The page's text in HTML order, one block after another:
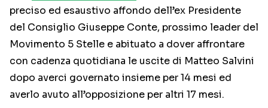
preciso ed esaustivo affondo dell’ex Presidente
del Consiglio Giuseppe Conte, prossimo leader del
Movimento 5 Stelle e abituato a dover affrontare
con cadenza quotidiana le uscite di Matteo Salvini
dopo averci governato insieme per 14 mesi ed
averlo avuto all’opposizione per altri 17 mesi.